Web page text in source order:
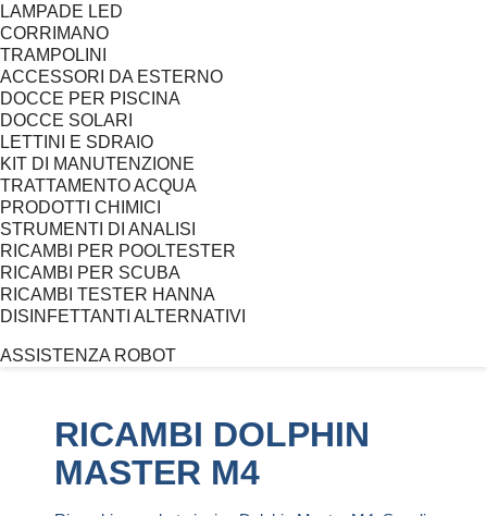
LAMPADE LED
CORRIMANO
TRAMPOLINI
ACCESSORI DA ESTERNO
DOCCE PER PISCINA
DOCCE SOLARI
LETTINI E SDRAIO
KIT DI MANUTENZIONE
TRATTAMENTO ACQUA
PRODOTTI CHIMICI
STRUMENTI DI ANALISI
RICAMBI PER POOLTESTER
RICAMBI PER SCUBA
RICAMBI TESTER HANNA
DISINFETTANTI ALTERNATIVI
ASSISTENZA ROBOT
RICAMBI DOLPHIN
MASTER M4